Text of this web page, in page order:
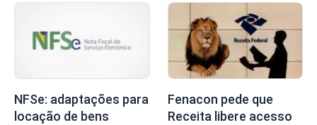
NFSe: adaptações para
locação de bens
Fenacon pede que
Receita libere acesso